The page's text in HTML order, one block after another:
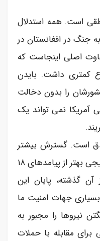
است. همه استدلال
جنگ در افغانستان در
اصلی اینجاست که
کمتری داشت. بایدن
را بدون دخالت
آمریکا نمی تواند یک
است. گسترش بیشتر
حضور نظامی آمریکا در عراق نتایجی بهتر از پیامدهای ۱۸
گذشته، پایان این
جهات امنیت ما
نیروها را مجبور به
مقابله با حملات